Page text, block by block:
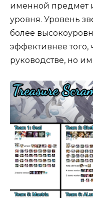
именной предмет
уровня. Уровень
более
эффективнее того,
руководстве, но